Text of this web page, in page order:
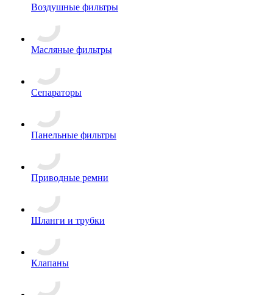
Воздушные фильтры
Масляные фильтры
Сепараторы
Панельные фильтры
Приводные ремни
Шланги и трубки
Клапаны